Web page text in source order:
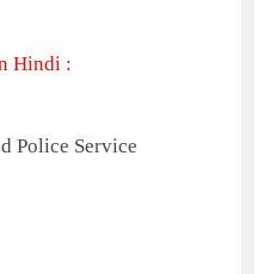
Hindi :
Police Service